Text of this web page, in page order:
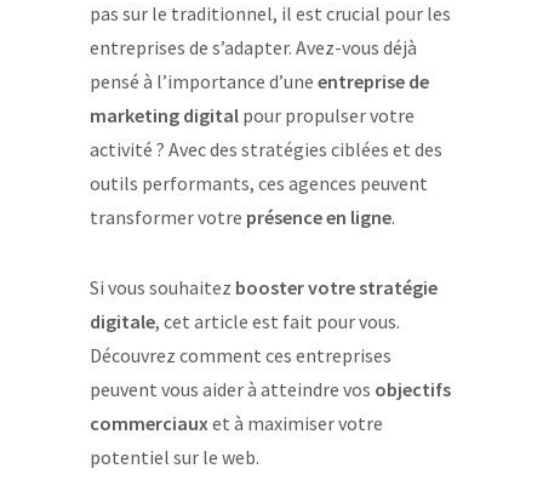
pas sur le traditionnel, il est crucial pour les
entreprises de s’adapter. Avez-vous déjà
pensé à l’importance d’une entreprise de
marketing digital pour propulser votre
activité ? Avec des stratégies ciblées et des
outils performants, ces agences peuvent
transformer votre présence en ligne.
Si vous souhaitez booster votre stratégie
digitale, cet article est fait pour vous.
Découvrez comment ces entreprises
peuvent vous aider à atteindre vos objectifs
commerciauxet à maximiser votre
potentiel sur le web.